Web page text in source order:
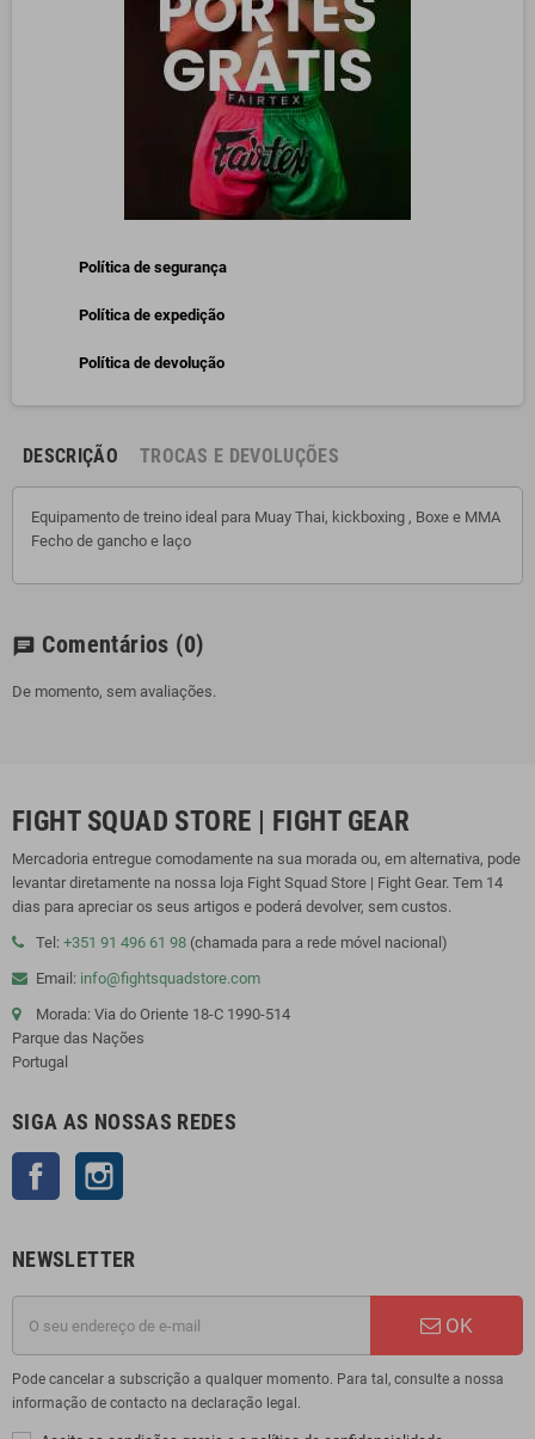
Política de segurança
Política de expedição
Política de devolução
DESCRIÇÃO TROCAS E DEVOLUÇÕES
Equipamento de treino ideal para Muay Thai, kickboxing , Boxe e MMA
Fecho de gancho e laço
chat Comentários (0)
De momento, sem avaliações.
FIGHT SQUAD STORE | FIGHT GEAR
Mercadoria entregue comodamente na sua morada ou, em alternativa, pode
levantar diretamente na nossa loja Fight Squad Store | Fight Gear. Tem 14
dias para apreciar os seus artigos e poderá devolver, sem custos.
Tel: +351 91 496 61 98 (chamada para a rede móvel nacional)
Email: info@fightsquadstore.com
Morada: Via do Oriente 18-C 1990-514
Parque das Nações
Portugal
SIGA AS NOSSAS REDES
Facebook
NEWSLETTER
OK
Pode cancelar a subscrição a qualquer momento. Para tal, consulte a nossa
informação de contacto na declaração legal.